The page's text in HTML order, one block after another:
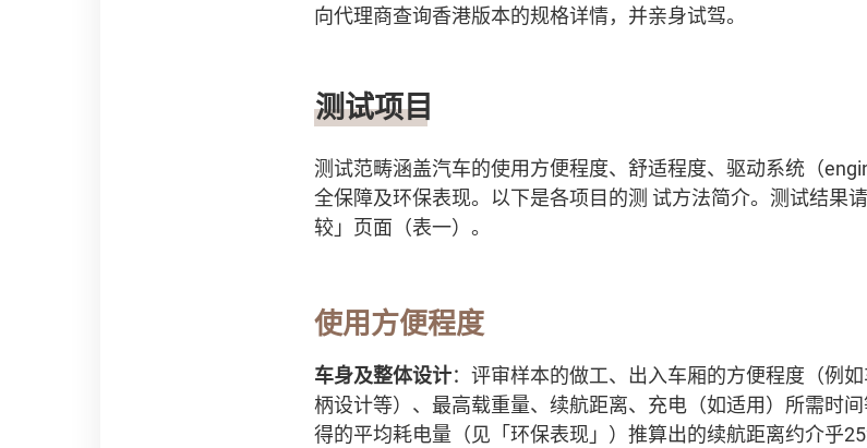
向代理商查询香港版本的规格详情，并亲身试驾。
测试项目
测试范畴涵盖汽车的使用方便程度、舒适程度、驱动系统（
全保障及环保表现。以下是各项目的测 试方法简介。测试结果
较」页面（表一）。
使用方便程度
车身及整体设计：评审样本的做工、出入车厢的方便程度（例
柄设计等）、最高载重量、续航距离、充电（如适用）所需时
得的平均耗电量（见「环保表现」）推算出的续航距离约介乎